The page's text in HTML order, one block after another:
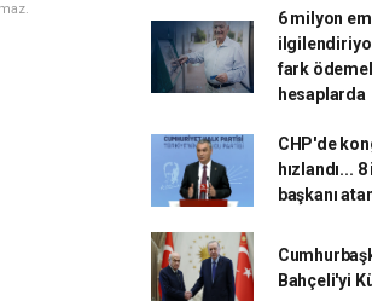
6 milyon
fark
hesaplarda
CHP'de
hızlandı...
başkanı
Bahçeli'yi